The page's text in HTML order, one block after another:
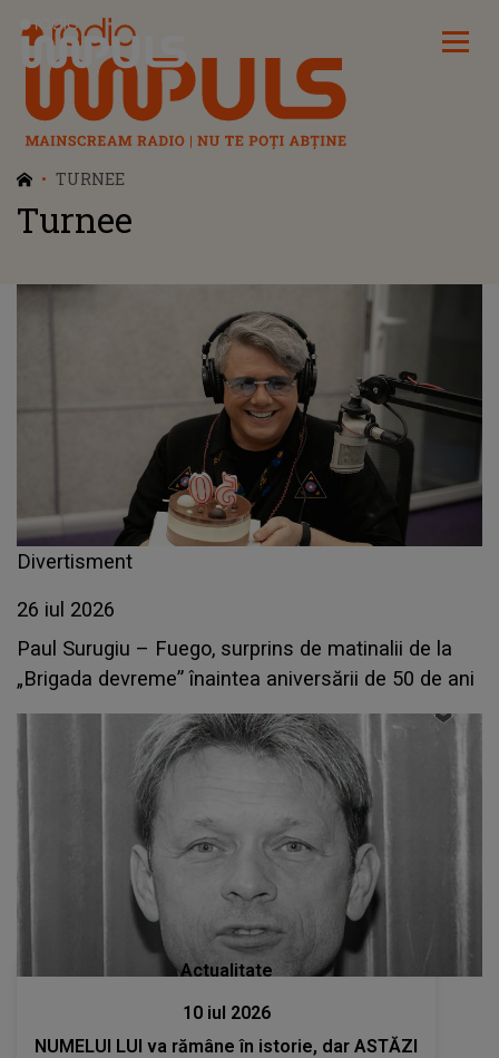
Radio Impuls
TURNEE
Turnee
Divertisment
26 iul 2026
Paul Surugiu – Fuego, surprins de matinalii de la
„Brigada devreme” înaintea aniversării de 50 de ani
Actualitate
10 iul 2026
NUMELUI LUI va rămâne în istorie, dar ASTĂZI